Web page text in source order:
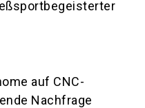
auf CNC-
Nachfrage